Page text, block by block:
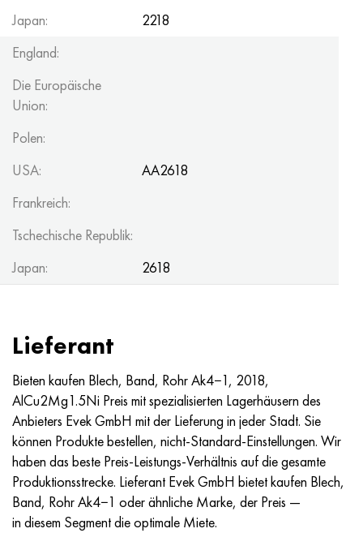
Japan:
2218
England:
Die Europäische
Union:
Polen:
USA:
AA2618
Frankreich:
Tschechische Republik:
Japan:
2618
Lieferant
Bieten kaufen Blech, Band, Rohr Аk4−1, 2018,
AlCu2Mg1.5Ni Preis mit spezialisierten Lagerhäusern des
Anbieters Evek GmbH mit der Lieferung in jeder Stadt. Sie
können Produkte bestellen, nicht-Standard-Einstellungen. Wir
haben das beste Preis-Leistungs-Verhältnis auf die gesamte
Produktionsstrecke. Lieferant Evek GmbH bietet kaufen Blech,
Band, Rohr Аk4−1 oder ähnliche Marke, der Preis —
in diesem Segment die optimale Miete.